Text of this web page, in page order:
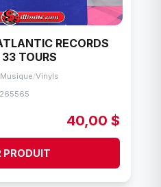
RECORDS
TOURS
/Vinyls
40,00 $
PRODUIT